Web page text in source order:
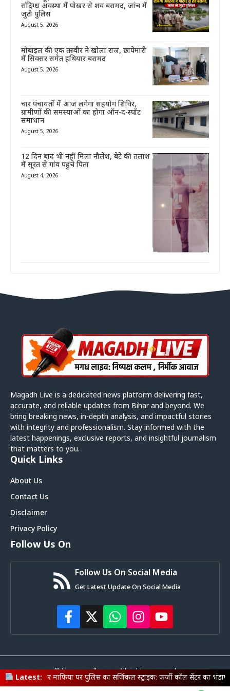
संदिग्ध अवस्था में पोखर से शव बरामद, जांच में
जुटी पुलिस
August 5, 2026
मोबाइल की एक तस्वीर ने खोला राज, छापेमारी
में सिक्सर समेत हथियार बरामद
August 5, 2026
चार पंचायतों में आज लगेगा सहयोग शिविर,
ग्रामीणों की समस्याओं का होगा ऑन-द-स्पॉट
समाधान
August 5, 2026
12 दिन बाद भी नहीं मिला नौलेश, बेटे की तलाश
में सूरत से गांव पहुंचे पिता
August 4, 2026
Latest:
पर पुलिस का सर्जिकल स्ट्राइक: फर्जी कॉल सेंटर का भंडाफोड़, बंगाल के 9
Magadh Live is a dedicated news platform delivering fast,
accurate, and reliable updates from Bihar and beyond. We
bring breaking news, in-depth analysis, and impactful stories
with integrity and professionalism. Stay informed with the
latest happenings, exclusive reports, and insightful journalism
that matters to you.
Quick Links
About Us
Contact Us
Disclaimer
Privacy Policy
Follow Us On
Follow Us On Social Media
Get Latest Update On Social Media
© Livemagadh.com • All rights reserved